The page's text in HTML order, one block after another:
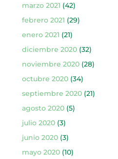
marzo 2021 (42)
febrero 2021 (29)
enero 2021 (21)
diciembre 2020(32)
noviembre 2020(28)
octubre 2020(34)
septiembre 2020(21)
agosto 2020(5)
julio 2020(3)
junio 2020(3)
mayo 2020(10)